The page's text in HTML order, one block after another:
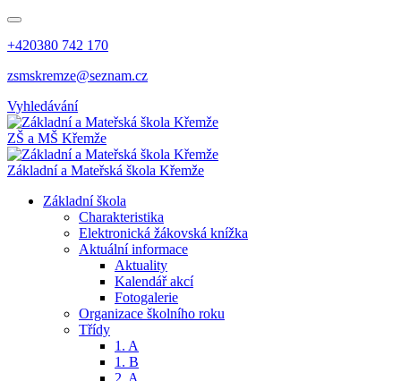
+420380 742 170
zsmskremze@seznam.cz
Vyhledávání
ZŠ a MŠ Křemže
Základní a Mateřská škola Křemže
Základní škola
Charakteristika
Elektronická žákovská knížka
Aktuální informace
Aktuality
Kalendář akcí
Fotogalerie
Organizace školního roku
Třídy
1. A
1. B
2. A